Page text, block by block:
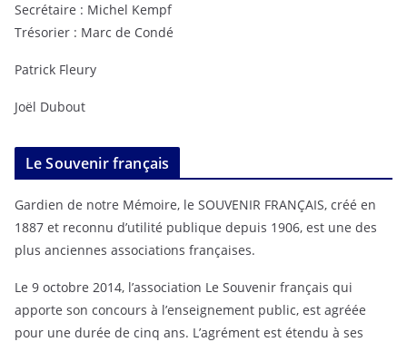
Secrétaire : Michel Kempf
Trésorier : Marc de Condé
Patrick Fleury
Joël Dubout
Le Souvenir français
Gardien de notre Mémoire, le SOUVENIR FRANÇAIS, créé en
1887 et reconnu d’utilité publique depuis 1906, est une des
plus anciennes associations françaises.
Le 9 octobre 2014, l’association Le Souvenir français qui
apporte son concours à l’enseignement public, est agréée
pour une durée de cinq ans. L’agrément est étendu à ses